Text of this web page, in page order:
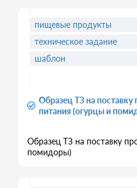
Образец ТЗ на поставку
питания (огурцы и
Образец ТЗ на поставку
помидоры)
пищевые продукты
техническое задание
шаблон